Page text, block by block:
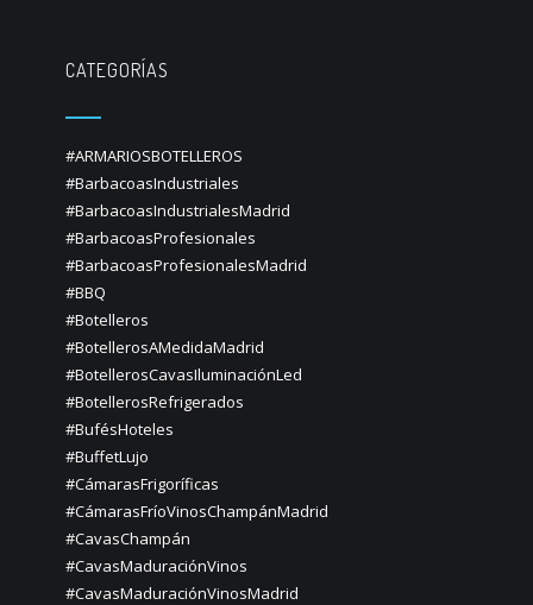
CATEGORÍAS
#ARMARIOSBOTELLEROS
#BarbacoasIndustriales
#BarbacoasIndustrialesMadrid
#BarbacoasProfesionales
#BarbacoasProfesionalesMadrid
#BBQ
#Botelleros
#BotellerosAMedidaMadrid
#BotellerosCavasIluminaciónLed
#BotellerosRefrigerados
#BufésHoteles
#BuffetLujo
#CámarasFrigoríficas
#CámarasFríoVinosChampánMadrid
#CavasChampán
#CavasMaduraciónVinos
#CavasMaduraciónVinosMadrid